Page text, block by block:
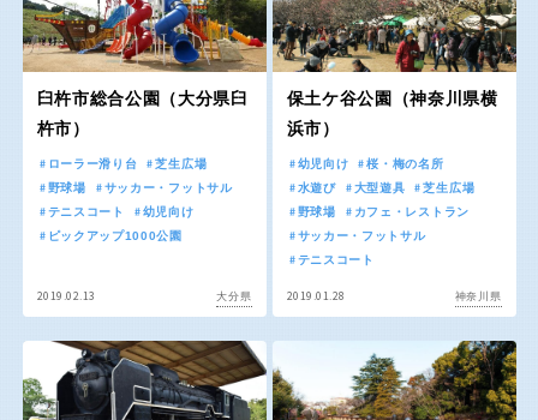
甲信越・東海・北陸
新潟 富山
愛知
健康遊具 ゲートボール
スケートパーク ライトアップ
イルミネーション イベント
交通公園
地域で探す
臼杵市総合公園（大分県臼
杵市）
ローラー滑り台
芝生広場
野球場
サッカー・フットサル
テニスコート
幼児向け
ピックアップ1000公園
2019.02.13 大分県
保土ケ谷公園（神奈川県横
浜市）
幼児向け
桜・梅の名所
水遊び
大型遊具
芝生広場
野球場
カフェ・レストラン
サッカー・フットサル
テニスコート
2019.01.28 神奈川県